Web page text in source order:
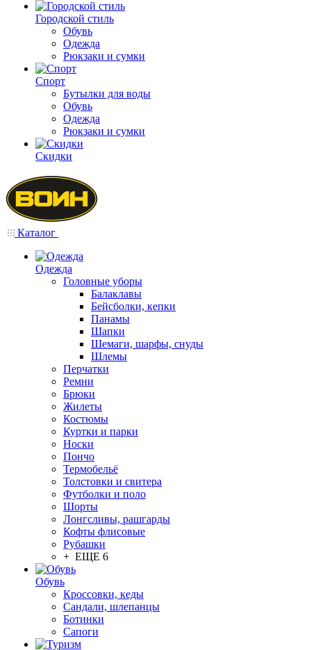
Городской стиль
Обувь
Одежда
Рюкзаки и сумки
Спорт
Бутылки для воды
Обувь
Одежда
Рюкзаки и сумки
Скидки
Каталог
Одежда
Головные уборы
Балаклавы
Бейсболки, кепки
Панамы
Шапки
Шемаги, шарфы, снуды
Шлемы
Перчатки
Ремни
Брюки
Жилеты
Костюмы
Куртки и парки
Носки
Пончо
Термобельё
Толстовки и свитера
Футболки и поло
Шорты
Лонгсливы, рашгарды
Кофты флисовые
Рубашки
+ ЕЩЕ 6
Обувь
Кроссовки, кеды
Сандали, шлепанцы
Ботинки
Сапоги